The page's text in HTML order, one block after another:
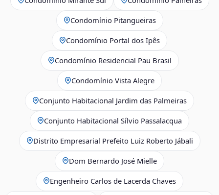
Condomínio Pitangueiras
Condomínio Portal dos Ipês
Condomínio Residencial Pau Brasil
Condomínio Vista Alegre
Conjunto Habitacional Jardim das Palmeiras
Conjunto Habitacional Sílvio Passalacqua
Distrito Empresarial Prefeito Luiz Roberto Jábali
Dom Bernardo José Mielle
Engenheiro Carlos de Lacerda Chaves